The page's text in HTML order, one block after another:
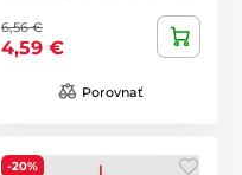
6,56 €
4,59 €
Porovnať
-20%